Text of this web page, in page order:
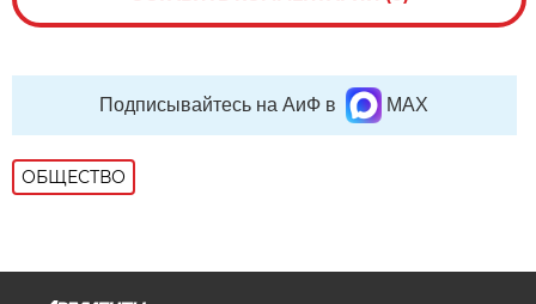
Подписывайтесь на АиФ в MAX
ОБЩЕСТВО